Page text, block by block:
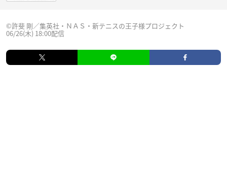
©許斐 剛／集英社・ＮＡＳ・新テニスの王子様プロジェクト
06/26(木) 18:00配信